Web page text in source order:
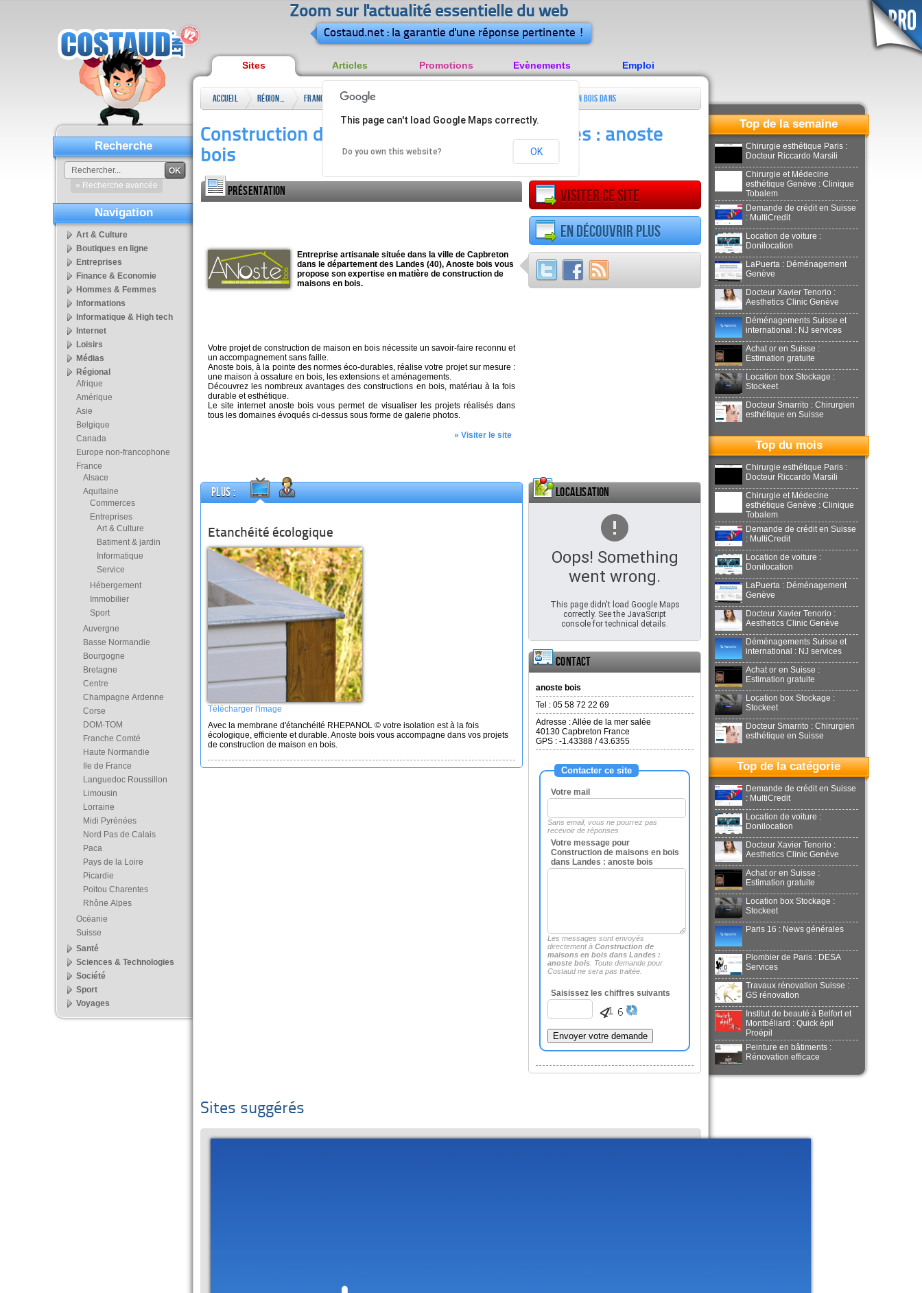
Zoom sur l'actualité essentielle du web
Costaud.net : la garantie d'une réponse pertinente !
Sites Articles Promotions Evènements Emploi
Accueil Régional France Aquitaine
&
Construction de maisons en bois dans
Landes : anoste bois
Construction de maisons en bois dans Landes : anoste
bois
Présentation
Entreprise artisanale située dans la ville de Capbreton
dans le département des Landes (40), Anoste bois vous
propose son expertise en matière de construction de
maisons en bois.
Votre projet de construction de maison en bois nécessite un savoir-faire reconnu et
un accompagnement sans faille.
Anoste bois, à la pointe des normes éco-durables, réalise votre projet sur mesure :
une maison à ossature en bois, les extensions et aménagements.
Découvrez les nombreux avantages des constructions en bois, matériau à la fois
durable et esthétique.
Le site internet anoste bois vous permet de visualiser les projets réalisés dans
tous les domaines évoqués ci-dessus sous forme de galerie photos.
» Visiter le site
Visiter ce site
En découvrir plus
Plus :
Etanchéité écologique
Télécharger l'image
Avec la membrane d'étanchéité RHEPANOL © votre isolation est à la fois
écologique, efficiente et durable. Anoste bois vous accompagne dans vos projets
de construction de maison en bois.
Localisation
Oops! Something
went wrong.
This page didn't load Google Maps
correctly. See the JavaScript
console for technical details.
This page can't load Google Maps correctly.
Do you own this website? OK
Contact
anoste bois
Tel : 05 58 72 22 69
Adresse :Allée de la mer salée
40130 Capbreton France
GPS : -1.43388 / 43.6355
Contacter ce site
Votre mail
Sans email, vous ne pourrez pas
recevoir de réponses
Votre message pour
Construction de maisons en bois
dans Landes : anoste bois
Les messages sont envoyés
directement à Construction de
maisons en bois dans Landes :
anoste bois . Toute demande pour
Costaud ne sera pas traitée.
Saisissez les chiffres suivants
Sites suggérés
Recherche
OK
» Recherche avancée
Navigation
Art & Culture
Boutiques en ligne
Entreprises
Finance & Economie
Hommes & Femmes
Informations
Informatique & High tech
Internet
Loisirs
Médias
Régional
Afrique
Amérique
Asie
Belgique
Canada
Europe non-francophone
France
Alsace
Aquitaine
Commerces
Entreprises
Art & Culture
Batiment & jardin
Informatique
Service
Hébergement
Immobilier
Sport
Auvergne
Basse Normandie
Bourgogne
Bretagne
Centre
Champagne Ardenne
Corse
DOM-TOM
Franche Comté
Haute Normandie
Ile de France
Languedoc Roussillon
Limousin
Lorraine
Midi Pyrénées
Nord Pas de Calais
Paca
Pays de la Loire
Picardie
Poitou Charentes
Rhône Alpes
Océanie
Suisse
Santé
Sciences & Technologies
Société
Sport
Voyages
Top de la semaine
Chirurgie esthétique Paris :
Docteur Riccardo Marsili
Chirurgie et Médecine
esthétique Genève : Clinique
Tobalem
Demande de crédit en Suisse
: MultiCredit
Location de voiture :
Donilocation
LaPuerta : Déménagement
Genève
Docteur Xavier Tenorio :
Aesthetics Clinic Genève
Déménagements Suisse et
international : NJ services
Achat or en Suisse :
Estimation gratuite
Location box Stockage :
Stockeet
Docteur Smarrito : Chirurgien
esthétique en Suisse
Top du mois
Chirurgie esthétique Paris :
Docteur Riccardo Marsili
Chirurgie et Médecine
esthétique Genève : Clinique
Tobalem
Demande de crédit en Suisse
: MultiCredit
Location de voiture :
Donilocation
LaPuerta : Déménagement
Genève
Docteur Xavier Tenorio :
Aesthetics Clinic Genève
Déménagements Suisse et
international : NJ services
Achat or en Suisse :
Estimation gratuite
Location box Stockage :
Stockeet
Docteur Smarrito : Chirurgien
esthétique en Suisse
Top de la catégorie
Demande de crédit en Suisse
: MultiCredit
Location de voiture :
Donilocation
Docteur Xavier Tenorio :
Aesthetics Clinic Genève
Achat or en Suisse :
Estimation gratuite
Location box Stockage :
Stockeet
Paris 16 : News générales
Plombier de Paris : DESA
Services
Travaux rénovation Suisse :
GS rénovation
Institut de beauté à Belfort et
Montbéliard : Quick épil
Proépil
Peinture en bâtiments :
Rénovation efficace